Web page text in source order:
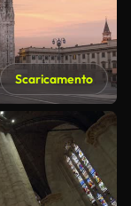
Scaricamento